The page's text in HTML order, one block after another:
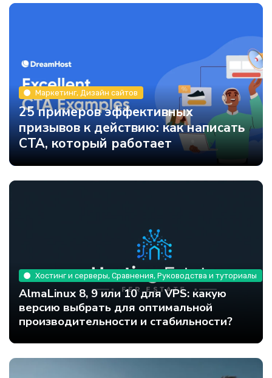
Маркетинг, Дизайн сайтов
25 примеров эффективных
призывов к действию: как написать
CTA, который работает
Хостинг и серверы, Сравнения, Руководства и туториалы
AlmaLinux 8, 9 или 10 для VPS: какую
версию выбрать для оптимальной
производительности и стабильности?